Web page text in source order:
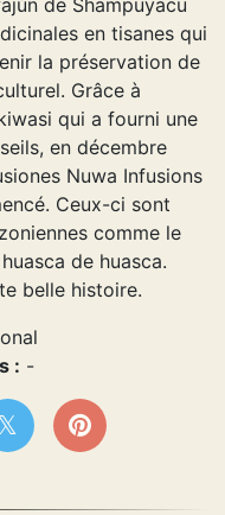
en tisanes qui
la préservation de
Grâce à
qui a fourni une
en décembre
Nuwa Infusions
Ceux-ci sont
comme le
de huasca.
belle histoire.
: -